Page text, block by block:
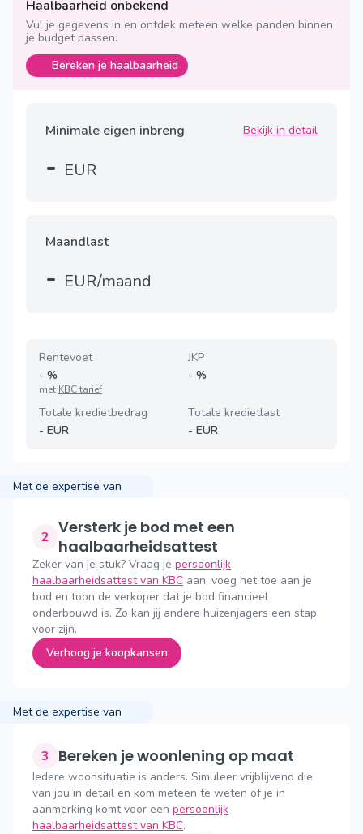
Haalbaarheid onbekend
Vul je gegevens in en ontdek meteen welke panden binnen
je budget passen.
Bereken je haalbaarheid
Minimale eigen inbreng Bekijk in detail
- EUR
Maandlast
- EUR/maand
Rentevoet
- %
met KBC tarief
JKP
- %
Totale kredietbedrag
- EUR
Totale kredietlast
- EUR
Met de expertise van
2 Versterk je bod met een
haalbaarheidsattest
Zeker van je stuk? Vraag je persoonlijk
haalbaarheidsattest van KBC aan, voeg het toe aan je
bod en toon de verkoper dat je bod financieel
onderbouwd is. Zo kan jij andere huizenjagers een stap
voor zijn.
Verhoog je koopkansen
Met de expertise van
3 Bereken je woonlening op maat
Iedere woonsituatie is anders. Simuleer vrijblijvend die
van jou in detail en kom meteen te weten of je in
aanmerking komt voor een persoonlijk
haalbaarheidsattest van KBC.